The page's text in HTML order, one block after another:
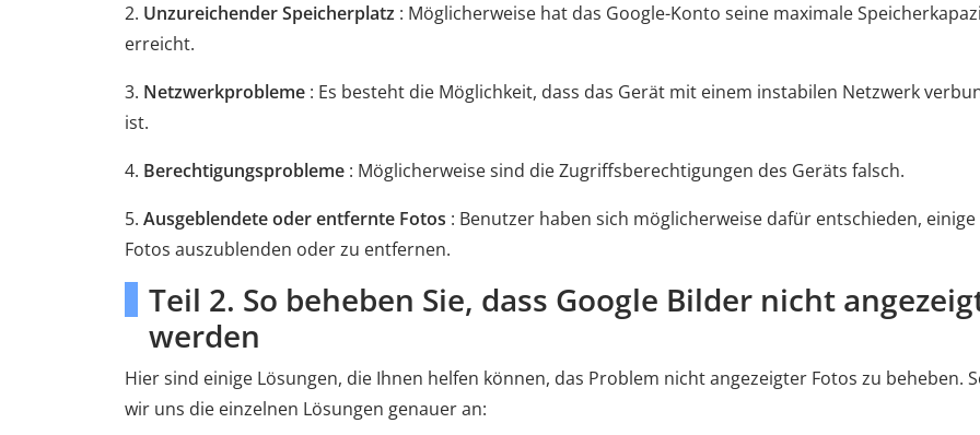
2. Unzureichender Speicherplatz : Möglicherweise hat das Google-Konto seine maximale
erreicht.
3. Netzwerkprobleme : Es besteht die Möglichkeit, dass das Gerät mit einem instabilen Netzwerk
ist.
4. Berechtigungsprobleme : Möglicherweise sind die Zugriffsberechtigungen des Geräts falsch.
5. Ausgeblendete oder entfernte Fotos : Benutzer haben sich möglicherweise dafür entschieden, einige
Fotos auszublenden oder zu entfernen.
Teil 2. So beheben Sie, dass Google Bilder nicht
werden
Hier sind einige Lösungen, die Ihnen helfen können, das Problem nicht angezeigter Fotos zu beheben.
wir uns die einzelnen Lösungen genauer an: